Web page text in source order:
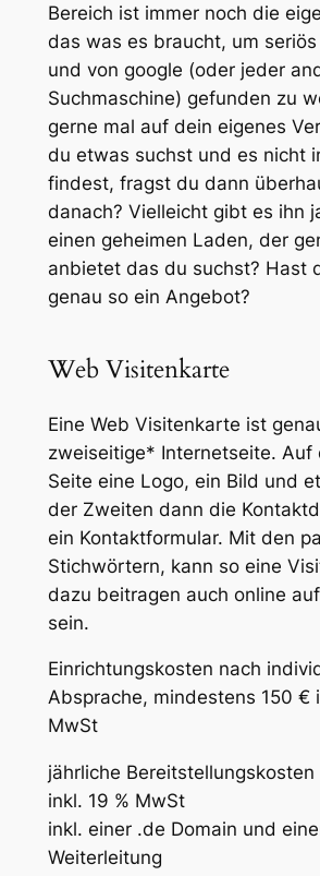
Bereich ist immer noch die
das was es braucht, um
und von google (oder jeder
Suchmaschine) gefunden zu
gerne mal auf dein eigenes
du etwas suchst und es nicht
findest, fragst du dann
danach? Vielleicht gibt es ihn
einen geheimen Laden, der
anbietet das du suchst? Hast
genau so ein Angebot?
Web Visitenkarte
Eine Web Visitenkarte ist
zweiseitige* Internetseite. Auf
Seite eine Logo, ein Bild und
der Zweiten dann die
ein Kontaktformular. Mit den
Stichwörtern, kann so eine
dazu beitragen auch online
sein.
Einrichtungskosten nach
Absprache, mindestens 150 €
MwSt
jährliche
inkl. 19 % MwSt
inkl. einer .de Domain und
Weiterleitung